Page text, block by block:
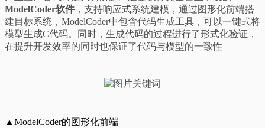
ModelCoder软件 ，支持响应式系统建模，通过图形化前端搭
建目标系统，ModelCoder中包含代码生成工具，可以一键式将
模型生成C代码。同时，生成代码的过程进行了形式化验证，
在提升开发效率的同时也保证了代码与模型的一致性
▲ModelCoder的图形化前端